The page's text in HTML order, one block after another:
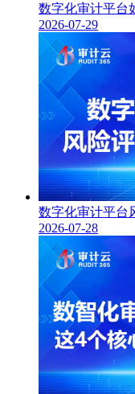
数字化审计平台
2026-07-29
数字化审计平台
2026-07-28